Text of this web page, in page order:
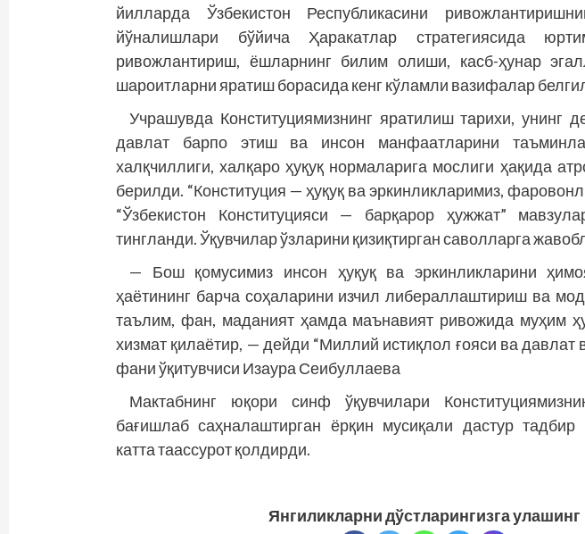
йилларда Ўзбекистон Республикасини
йўналишлари бўйича Ҳаракатлар стратегиясида
ривожлантириш, ёшларнинг билим олиши, касб-ҳунар
шароитларни яратиш борасида кенг кўламли вазифалар
Учрашувда Конституциямизнинг яратилиш тарихи, унинг
давлат барпо этиш ва инсон манфаатларини
халқчиллиги, халқаро ҳуқуқ нормаларига мослиги ҳақида
берилди. “Конституция — ҳуқуқ ва эркинликларимиз,
“Ўзбекистон Конституцияси — барқарор ҳужжат”
тингланди. Ўқувчилар ўзларини қизиқтирган саволларга
— Бош қомусимиз инсон ҳуқуқ ва эркинликларини
ҳаётининг барча соҳаларини изчил либераллаштириш ва
таълим, фан, маданият ҳамда маънавият ривожида муҳим
хизмат қилаётир, — дейди “Миллий истиқлол ғояси ва давлат
фани ўқитувчиси Изаура Сеибуллаева
Мактабнинг юқори синф ўқувчилари
бағишлаб саҳналаштирган ёрқин мусиқали дастур тадбир
катта таассурот қолдирди.
Янгиликларни дўстларингизга улашинг